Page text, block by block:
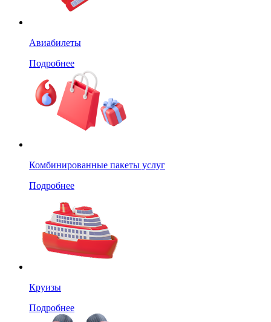
Авиабилеты
Подробнее
Комбинированные пакеты услуг
Подробнее
Круизы
Подробнее